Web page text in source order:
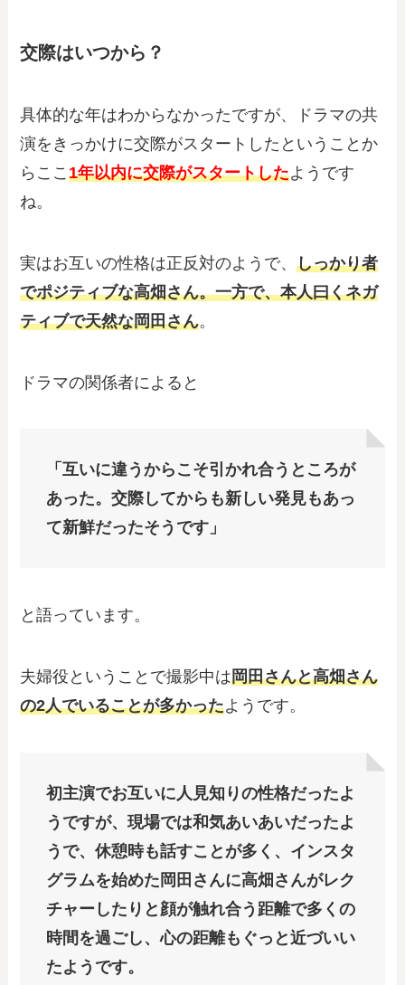
交際はいつから？
具体的な年はわからなかったですが、ドラマの共
演をきっかけに交際がスタートしたということか
らここ1年以内に交際がスタートしたようです
ね。
実はお互いの性格は正反対のようで、しっかり者
でポジティブな高畑さん。一方で、本人曰くネガ
ティブで天然な岡田さん。
ドラマの関係者によると
「互いに違うからこそ引かれ合うところが
あった。交際してからも新しい発見もあっ
て新鮮だったそうです」
と語っています。
夫婦役ということで撮影中は岡田さんと高畑さん
の2人でいることが多かったようです。
初主演でお互いに人見知りの性格だったよ
うですが、現場では和気あいあいだったよ
うで、休憩時も話すことが多く、インスタ
グラムを始めた岡田さんに高畑さんがレク
チャーしたりと顔が触れ合う距離で多くの
時間を過ごし、心の距離もぐっと近づいい
たようです。